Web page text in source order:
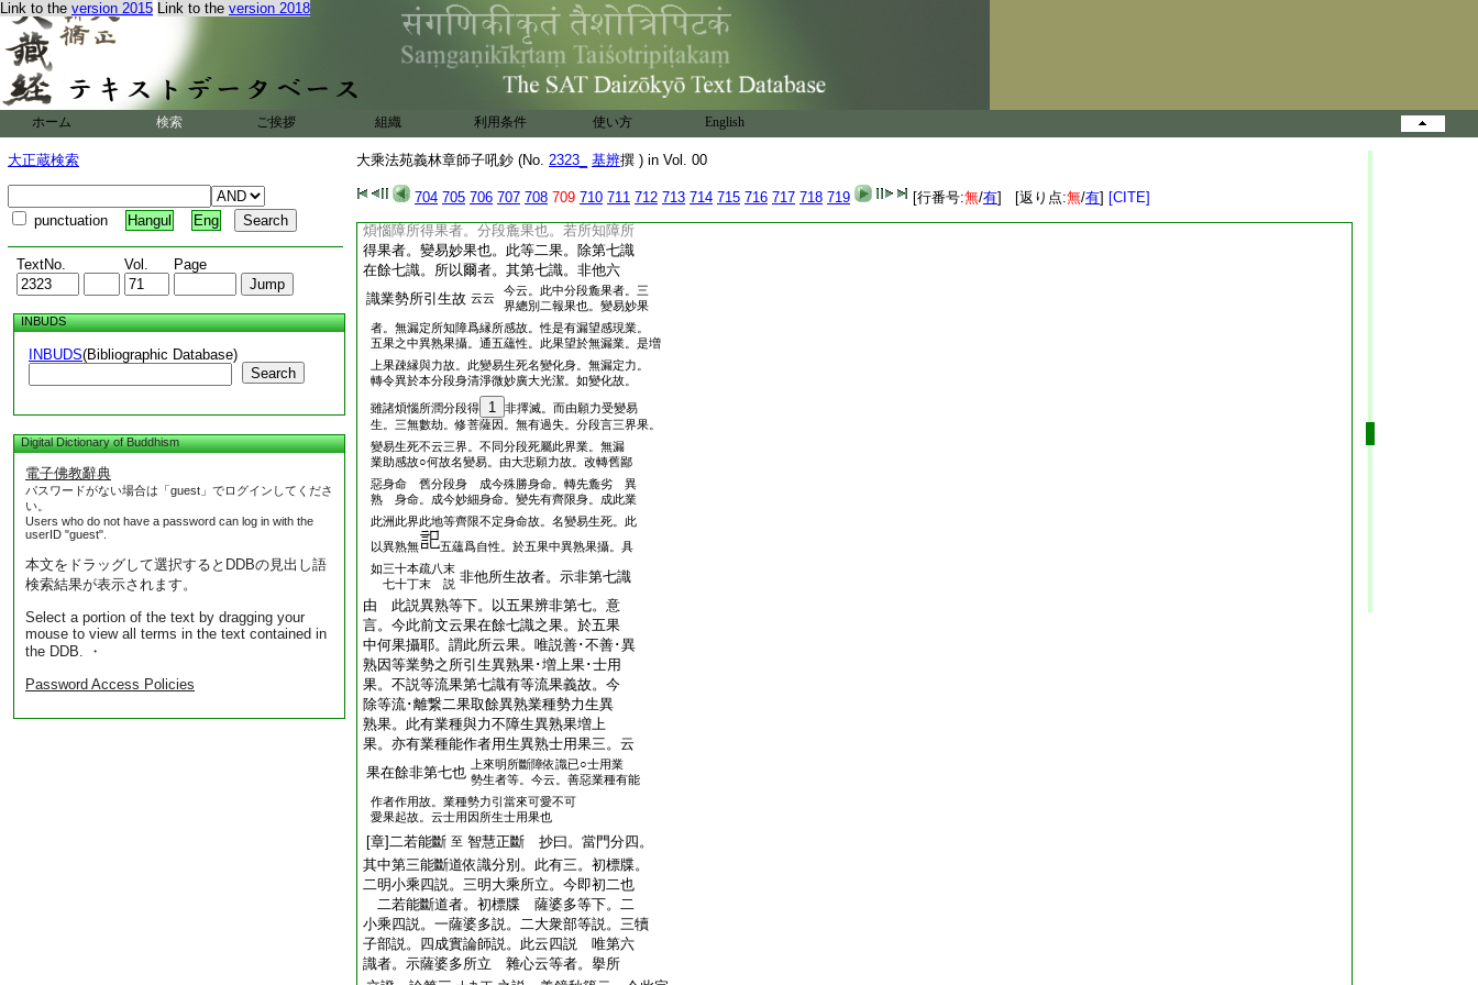
Link to the version 2015 Link to the version 2018
ホーム 検索 ご挨拶 組織 利用条件 使い方 English
大正蔵検索
punctuation Hangul Eng
TextNo. Vol. Page
INBUDS
INBUDS(Bibliographic Database)
Search
Digital Dictionary of Buddhism
電子佛教辭典
パスワードがない場合は「guest」でログインしてくださ
い。
Users who do not have a password can log in with the
userID "guest".
本文をドラッグして選択するとDDBの見出し語
検索結果が表示されます。
Select a portion of the text by dragging your
mouse to view all terms in the text contained in
the DDB. ・
Password Access Policies
大乘法苑義林章師子吼鈔 (No. 2323_ 基辨撰 ) in Vol. 00
704 705 706 707 708 709 710 711 712 713 714 715 716 717 718 719 [行番号:無/有] [返り点:無/有] [CITE]
也 障所發業者。秋篠云。若煩惱障所發業
者。即法有漏善惡業也。若所知障所發業者。
即法無漏有分別業。此等二業。唯在前六。餘
故。雖有思數。劣縁内故爲
惡。故非業性。第八識劣弱無
。爲
學法相者應委細焉
[章]果在餘七
非等流果 抄曰。此四就所
煩惱障所得果者。分段麁果也。若所知障所
得果者。變易妙果也。此等二果。除第七識
在餘七識。所以爾者。其第七識。非他六
識業勢所引生故 云云
今云。此中分段麁果者。三
界總別二報果也。變易妙果
者。無漏定所知障爲縁所感故。性是有漏望感現業。
五果之中異熟果攝。通五蘊性。此果望於無漏業。是増
上果疎縁與力故。此變易生死名變化身。無漏定力。
轉令異於本分段身清淨微妙廣大光潔。如變化故。
雖諸煩惱所潤分段得 1
非擇滅。而由願力受變易
生。三無數劫。修菩薩因。無有過失。分段言三界果。
變易生死不云三界。不同分段死屬此界業。無漏
業助感故○何故名變易。由大悲願力故。改轉舊鄙
惡身命 舊分段身 成今殊勝身命。轉先麁劣 異
熟 身命。成今妙細身命。變先有齊限身。成此業
此洲此界此地等齊限不定身命故。名變易生死。此
以異熟無
五蘊爲自性。於五果中異熟果攝。具
如三十本疏八末
七十丁末 説 非他所生故者。示非第七識
由 此説異熟等下。以五果辨非第七。意
言。今此前文云果在餘七識之果。於五果
中何果攝耶。謂此所云果。唯説善･不善･異
熟因等業勢之所引生異熟果･増上果･士用
果。不説等流果第七識有等流果義故。今
除等流･離繋二果取餘異熟業種勢力生異
熟果。此有業種與力不障生異熟果増上
果。亦有業種能作者用生異熟士用果三。云
果在餘非第七也
上來明所斷障依識已○士用業
勢生者等。今云。善惡業種有能
作者作用故。業種勢力引當來可愛不可
愛果起故。云士用因所生士用果也
[章]二若能斷 至 智慧正斷 抄曰。當門分四。
其中第三能斷道依識分別。此有三。初標牒。
二明小乘四説。三明大乘所立。今即初二也
二若能斷道者。初標牒 薩婆多等下。二
小乘四説。一薩婆多説。二大衆部等説。三犢
子部説。四成實論師説。此云四説 唯第六
識者。示薩婆多所立 雜心云等者。擧所